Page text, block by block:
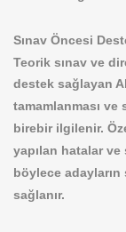
Sınav Öncesi
Teorik sınav ve
destek sağlayan
tamamlanması ve
birebir ilgilenir.
yapılan hatalar ve
böylece
sağlanır.